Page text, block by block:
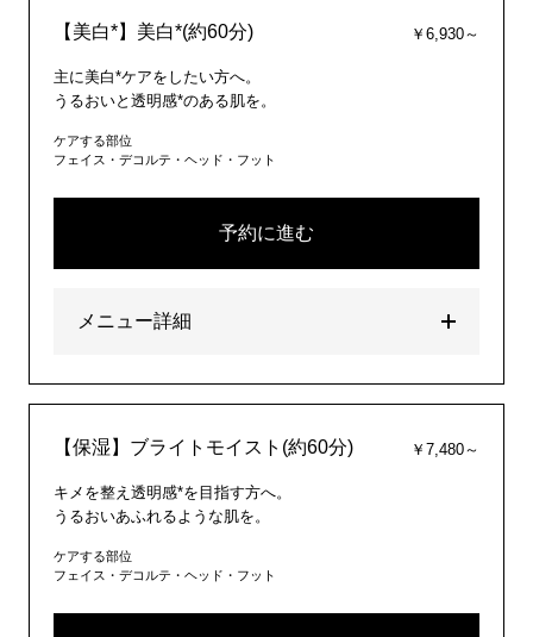
【美白*】美白*(約60分) ￥6,930～
主に美白*ケアをしたい方へ。
うるおいと透明感*のある肌を。
ケアする部位
フェイス・デコルテ・ヘッド・フット
予約に進む
メニュー詳細
【保湿】ブライトモイスト(約60分) ￥7,480～
キメを整え透明感*を目指す方へ。
うるおいあふれるような肌を。
ケアする部位
フェイス・デコルテ・ヘッド・フット